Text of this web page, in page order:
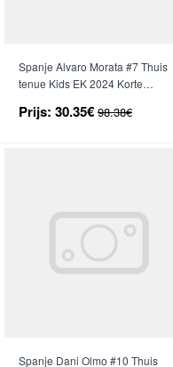
Spanje Alvaro Morata #7 Thuis
tenue Kids EK 2024 Korte
Prijs: 30.35€ 98.38€
Spanje Dani Olmo #10 Thuis